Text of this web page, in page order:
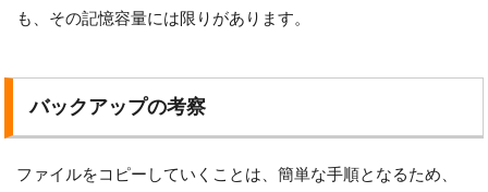
も、その記憶容量には限りがあります。
バックアップの考察
ファイルをコピーしていくことは、簡単な手順となるため、